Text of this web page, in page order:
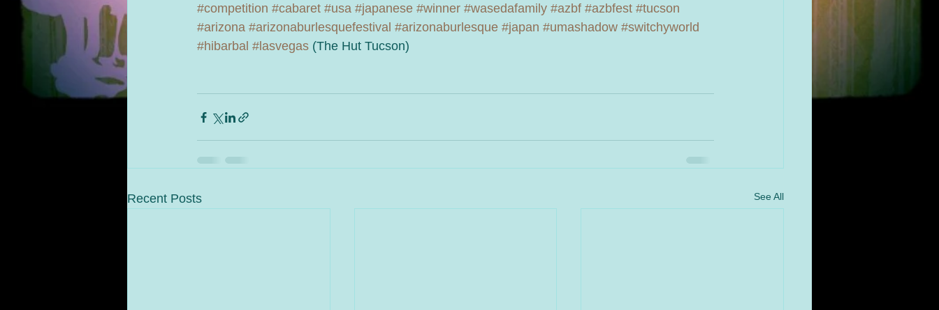
#competition #cabaret #usa #japanese #winner #wasedafamily #azbf #azbfest #tucson
#arizona #arizonaburlesquefestival #arizonaburlesque #japan #umashadow #switchyworld
#hibarbal #lasvegas (The Hut Tucson)
Recent Posts See All